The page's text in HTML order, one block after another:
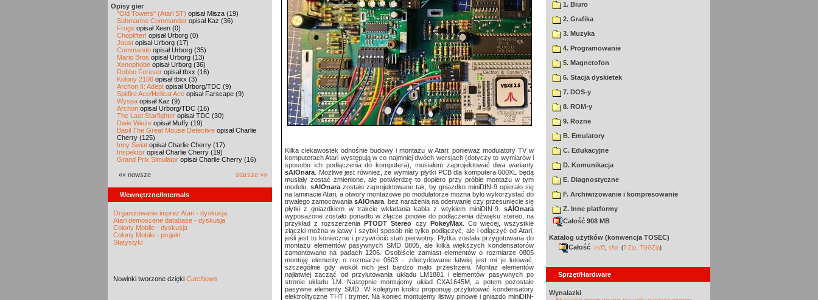
Opisy gier
"Old Towers" (Atari ST) opisał Misza (19)
Submarine Commander opisał Kaz (36)
Frogs opisał Xeen (0)
Choplifter! opisał Urborg (0)
Joust opisał Urborg (17)
Commando opisał Urborg (35)
Mario Bros opisał Urborg (13)
Xenophobe opisał Urborg (36)
Robbo Forever opisał tbxx (16)
Kolony 2106 opisał tbxx (3)
Archon II: Adept opisał Urborg/TDC (9)
Spitfire Ace/Hellcat Ace opisał Farscape (9)
Wyspa opisał Kaz (9)
Archon opisał Urborg/TDC (16)
The Last Starfighter opisał TDC (30)
Dwie Wieże opisał Muffy (19)
Basil The Great Mouse Detective opisał Charlie
Cherry (125)
Inny Świat opisał Charlie Cherry (17)
Inspektor opisał Charlie Cherry (19)
Grand Prix Simulator opisał Charlie Cherry (16)
«« nowsze starsze »»
Wewnętrzne/Internals
Organizowanie imprez Atari - dyskusja
Atari demoscene database - dyskusja
Colony Mobile - dyskusja
Colony Mobile - projekt
Statystyki
Nowinki tworzone dzięki CuteNews
Kilka ciekawostek odnośnie budowy i montażu w Atari: ponieważ modulatory TV w
komputerach Atari występują w co najmniej dwóch wersjach (dotyczy to wymiarów i
sposobu ich podłączenia do komputera), musiałem zaprojektować dwa warianty
sAIOnara . Możliwe jest również, że wymiary płytki PCB dla komputera 600XL będą
musiały zostać zmienione, ale potwierdzę to dopiero przy próbie montażu w tym
modelu. sAIOnara zostało zaprojektowane tak, by gniazdko miniDIN-9 opierało się
na laminacie Atari, a otwory montażowe po modulatorze można było wykorzystać do
trwałego zamocowania sAIOnara , bez narażenia na oderwanie czy przesunięcie się
płytki z gniazdkiem w trakcie wkładania kabla z wtykiem miniDIN-9. sAIOnara
wyposażone zostało ponadto w złącze pinowe do podłączenia dźwięku stereo, na
przykład z rozszerzeniaPTODT Stereo czy PokeyMax. Co więcej, wszystkie
złączki można w łatwy i szybki sposób nie tylko podłączyć, ale i odłączyć od Atari,
jeśli jest to konieczne i przywrócić stan pierwotny. Płytka została przygotowana do
montażu elementów pasywnych SMD 0805, ale kilka większych kondensatorów
zamontowano na padach 1206. Osobiście zamiast elementów o rozmiarze 0805
montuję elementy o rozmiarze 0603 - zdecydowanie łatwiej jest mi je lutować,
szczególnie gdy wokół nich jest bardzo mało przestrzeni. Montaż elementów
najłatwiej zacząć od przylutowania układu LM1881 i elementów pasywnych po
stronie układu LM. Następnie montujemy układ CXA1645M, a potem pozostałe
pasywne elementy SMD. W kolejnym kroku proponuję przylutować kondensatory
elektrolityczne THT i trymer. Na koniec montujemy listwy pinowe i gniazdo miniDIN-
1. Biuro
2. Grafika
3. Muzyka
4. Programowanie
5. Magnetofon
6. Stacja dyskietek
7. DOS-y
8. ROM-y
9. Rozne
B. Emulatory
C. Edukacyjne
D. Komunikacja
E. Diagnostyczne
F. Archiwizowanie i kompresowanie
Z. Inne platformy
Całość 908 MB
Katalog użytków (konwencja TOSEC)
Całość md5 sha (7-Zip TUGZip)
Sprzęt/Hardware
Wynalazki